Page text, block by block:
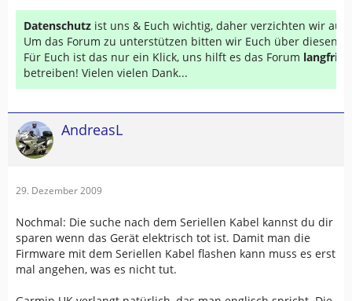
Datenschutz ist uns & Euch wichtig, daher verzichten wir auf
Um das Forum zu unterstützen bitten wir Euch über diesen
Für Euch ist das nur ein Klick, uns hilft es das Forum
betreiben! Vielen vielen Dank...
AndreasL
29. Dezember 2009
Nochmal: Die suche nach dem Seriellen Kabel kannst du dir
sparen wenn das Gerät elektrisch tot ist. Damit man die
Firmware mit dem Seriellen Kabel flashen kann muss es erst
mal angehen, was es nicht tut.